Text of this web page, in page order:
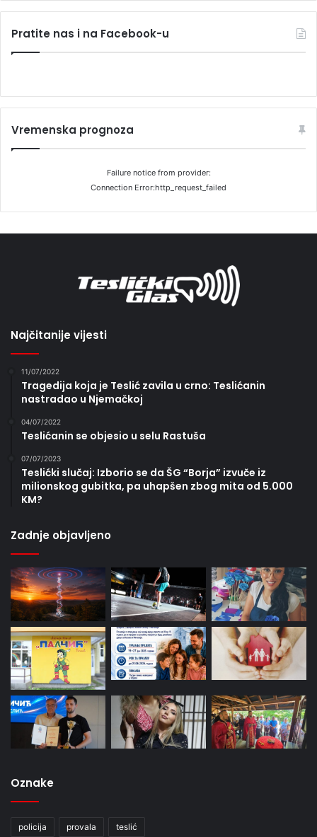
Pratite nas i na Facebook-u
Vremenska prognoza
Failure notice from provider:
Connection Error:http_request_failed
Najčitanije vijesti
11/07/2022
Tragedija koja je Teslić zavila u crno: Teslićanin
nastradao u Njemačkoj
04/07/2022
Teslićanin se objesio u selu Rastuša
07/07/2023
Teslićki slučaj: Izborio se da ŠG “Borja” izvuče iz
milionskog gubitka, pa uhapšen zbog mita od 5.000
KM?
Zadnje objavljeno
Oznake
policija provala teslić